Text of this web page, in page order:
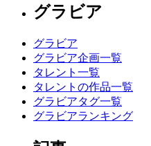
グラビア
グラビア
グラビア企画一覧
タレント一覧
タレントの作品一覧
グラビアタグ一覧
グラビアランキング